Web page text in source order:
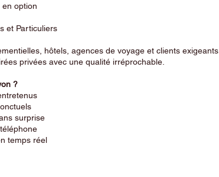
option
et Particuliers
hôtels, agences de voyage et clients exigeants.
privées avec une qualité irréprochable.
?
surprise
temps réel